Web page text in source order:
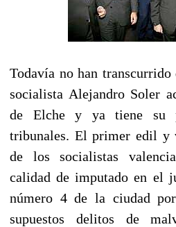
Todavía no han transcurrido
socialista Alejandro Soler
de Elche y ya tiene su
tribunales. El primer edil y
de los socialistas
calidad de imputado en el
número 4 de la ciudad
supuestos delitos de